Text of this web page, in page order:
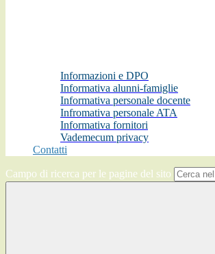
Informazioni e DPO
Informativa alunni-famiglie
Informativa personale docente
Infromativa personale ATA
Informativa fornitori
Vademecum privacy
Contatti
Campo di ricerca per le pagine del sito